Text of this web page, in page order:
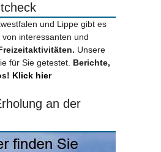
und Lippe gibt es
interessanten und
Unsere
für Sie getestet. Berichte,
Klick hier
an der